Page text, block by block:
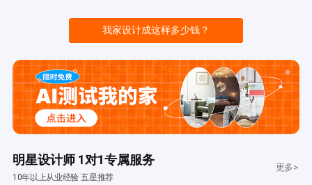
我家设计成这样多少钱？
明星设计师 1对1专属服务
10年以上从业经验 五星推荐
更多>